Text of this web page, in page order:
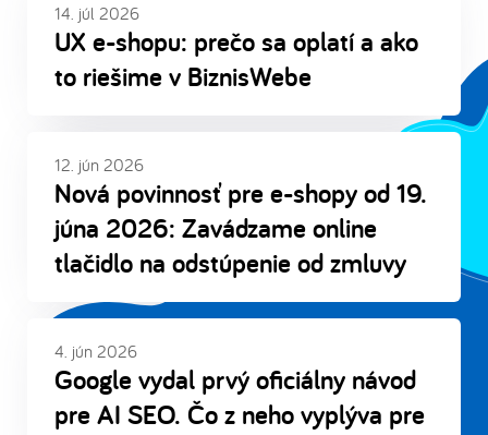
UX e-shopu: prečo sa oplatí a ako
to riešime v BiznisWebe
14. júl 2026
Nová povinnosť pre e-shopy od 19.
júna 2026: Zavádzame online
tlačidlo na odstúpenie od zmluvy
12. jún 2026
Google vydal prvý oficiálny návod
pre AI SEO. Čo z neho vyplýva pre
4. jún 2026